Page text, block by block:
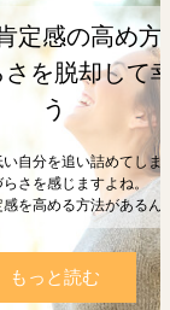
】
せになろ
うと、
です。